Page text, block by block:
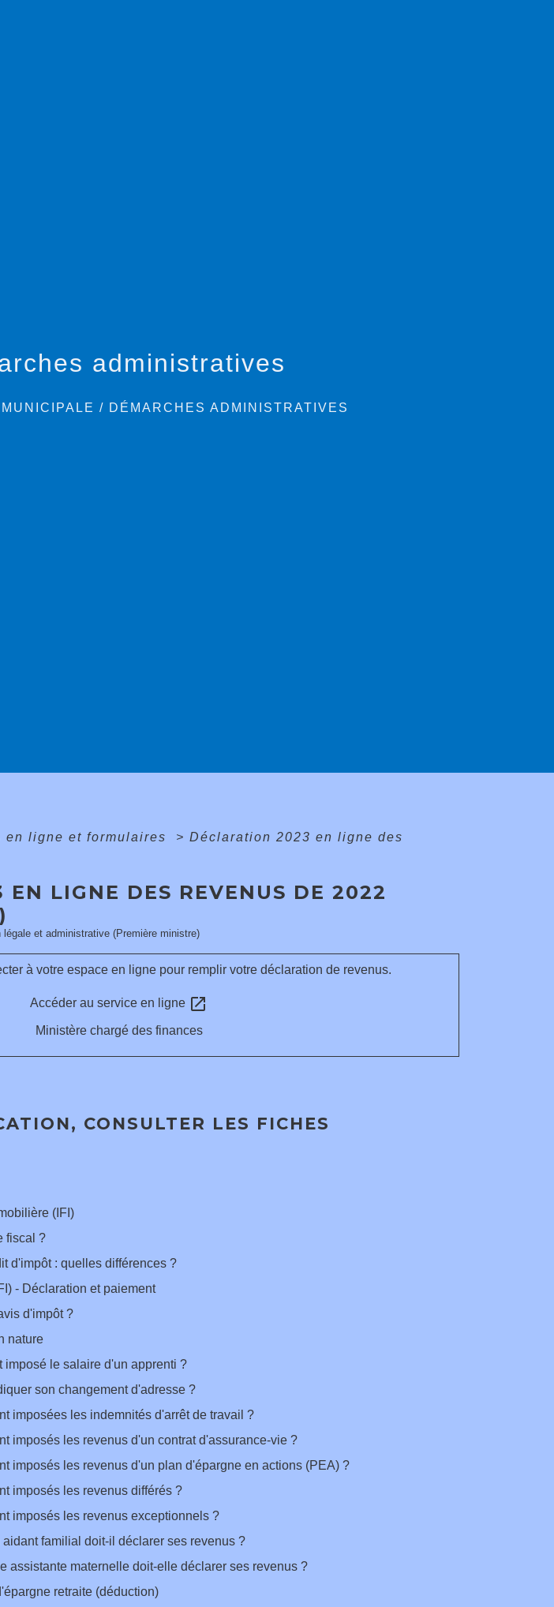
administratives
/ DÉMARCHES ADMINISTRATIVES
en ligne et formulaires > Déclaration 2023 en ligne des
LIGNE DES REVENUS DE 2022
et administrative (Première ministre)
à votre espace en ligne pour remplir votre déclaration de revenus.
Accéder au service en ligne open_in_new
Ministère chargé des finances
CONSULTER LES FICHES
(IFI)
fiscal ?
d'impôt : quelles différences ?
- Déclaration et paiement
d'impôt ?
nature
imposé le salaire d'un apprenti ?
son changement d'adresse ?
imposées les indemnités d'arrêt de travail ?
imposés les revenus d'un contrat d'assurance-vie ?
imposés les revenus d'un plan d'épargne en actions (PEA) ?
imposés les revenus différés ?
imposés les revenus exceptionnels ?
aidant familial doit-il déclarer ses revenus ?
assistante maternelle doit-elle déclarer ses revenus ?
retraite (déduction)